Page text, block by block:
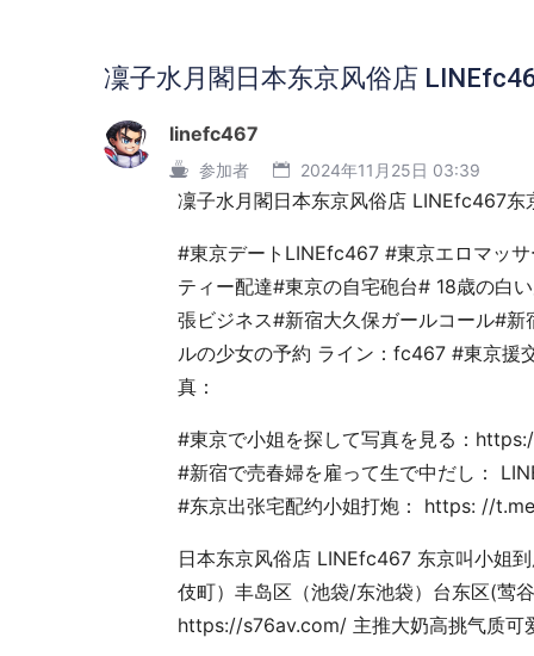
凜子水月閣日本东京风俗店
linefc467
参加者 2024年11月25日 03:39
凜子水月閣日本东京风俗店 LINEfc467东
#東京デートLINEfc467 #東京エロマッ
ティー配達#東京の自宅砲台# 18歳の白
張ビジネス#新宿大久保ガールコール#
ルの少女の予約 ライン：fc467 #東京援
真：
#東京で小姐を探して写真を見る：
#新宿で売春婦を雇って生で中だし：
#东京出张宅配约小姐打炮： https: //
日本东京风俗店 LINEfc467 东京叫小姐
伎町）丰岛区（池袋/东池袋）台东区(莺
https://s76av.com/ 主推大奶高挑气质可